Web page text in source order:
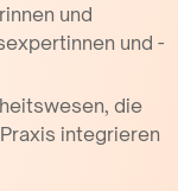
und
und -
die
integrieren